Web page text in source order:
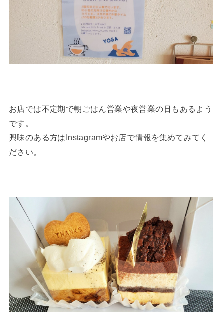
お店では不定期で朝ごはん営業や夜営業の日もあるよう
です。
興味のある方はInstagramやお店で情報を集めてみてく
ださい。